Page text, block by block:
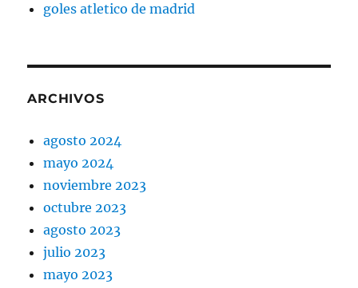
goles atletico de madrid
ARCHIVOS
agosto 2024
mayo 2024
noviembre 2023
octubre 2023
agosto 2023
julio 2023
mayo 2023